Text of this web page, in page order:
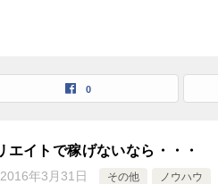
0
エイトで稼げないなら・・・
2016年3月31日 その他 ノウハウ